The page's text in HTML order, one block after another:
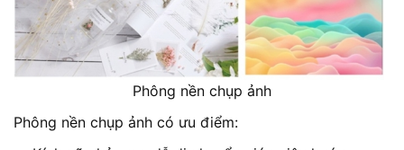
Phông nền chụp ảnh
Phông nền chụp ảnh có ưu điểm: